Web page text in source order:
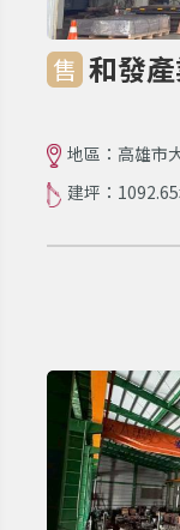
售 和發
地區：高雄市
建坪：